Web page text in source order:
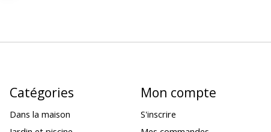
Catégories
Dans la maison
Mon compte
S'inscrire